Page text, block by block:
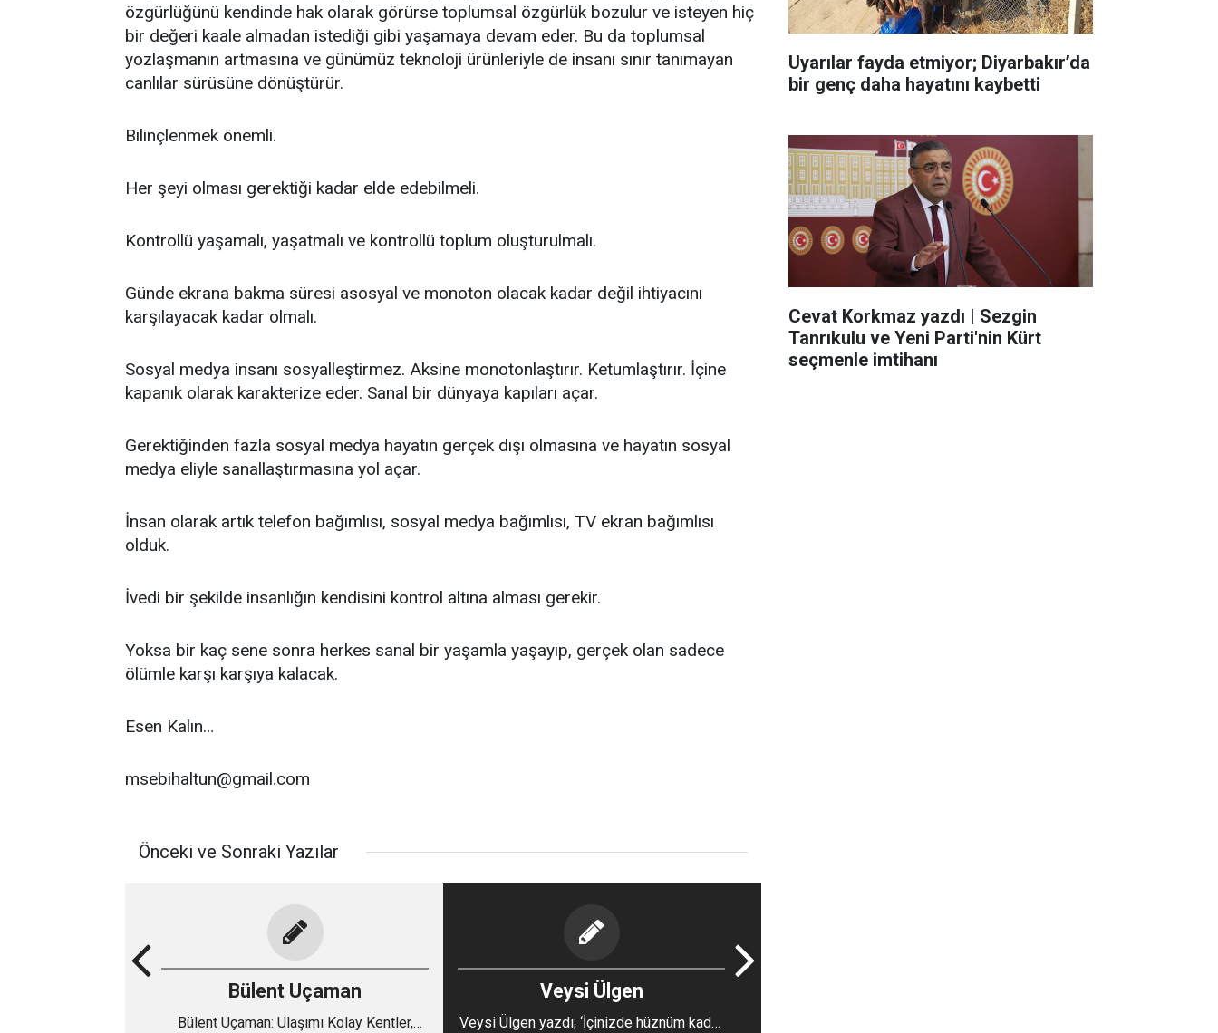
özgürlüğünü kendinde hak olarak görürse toplumsal özgürlük bozulur ve isteyen hiç
bir değeri kaale almadan istediği gibi yaşamaya devam eder. Bu da toplumsal
yozlaşmanın artmasına ve günümüz teknoloji ürünleriyle de insanı sınır tanımayan
canlılar sürüsüne dönüştürür.
Bilinçlenmek önemli.
Her şeyi olması gerektiği kadar elde edebilmeli.
Kontrollü yaşamalı, yaşatmalı ve kontrollü toplum oluşturulmalı.
Günde ekrana bakma süresi asosyal ve monoton olacak kadar değil ihtiyacını
karşılayacak kadar olmalı.
Sosyal medya insanı sosyalleştirmez. Aksine monotonlaştırır. Ketumlaştırır. İçine
kapanık olarak karakterize eder. Sanal bir dünyaya kapıları açar.
Gerektiğinden fazla sosyal medya hayatın gerçek dışı olmasına ve hayatın sosyal
medya eliyle sanallaştırmasına yol açar.
İnsan olarak artık telefon bağımlısı, sosyal medya bağımlısı, TV ekran bağımlısı
olduk.
İvedi bir şekilde insanlığın kendisini kontrol altına alması gerekir.
Yoksa bir kaç sene sonra herkes sanal bir yaşamla yaşayıp, gerçek olan sadece
ölümle karşı karşıya kalacak.
Esen Kalın…
msebihaltun@gmail.com
Önceki ve Sonraki Yazılar
Bülent Uçaman
Bülent Uçaman: Ulaşımı Kolay Kentler,
Veysi Ülgen
Veysi Ülgen yazdı; ‘İçinizde hüznüm kadar
Uyarılar fayda etmiyor; Diyarbakır’da
bir genç daha hayatını kaybetti
Cevat Korkmaz yazdı | Sezgin
Tanrıkulu ve Yeni Parti'nin Kürt
seçmenle imtihanı